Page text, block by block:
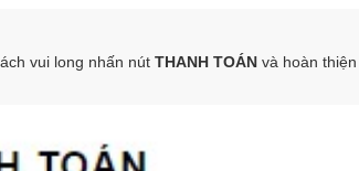
vui long nhấn nút THANH TOÁN và hoàn